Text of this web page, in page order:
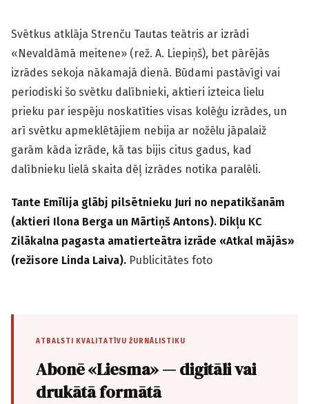
Svētkus atklāja Strenču Tautas teātris ar izrādi
«Nevaldāmā meitene» (rež. A. Liepiņš), bet pārējās
izrādes sekoja nākamajā dienā. Būdami pastāvīgi vai
periodiski šo svētku dalībnieki, aktieri izteica lielu
prieku par iespēju noskatīties visas kolēģu izrādes, un
arī svētku apmeklētājiem nebija ar nožēlu jāpalaiž
garām kāda izrāde, kā tas bijis citus gadus, kad
dalībnieku lielā skaita dēļ izrādes notika paralēli.
Tante Emīlija glābj pilsētnieku Juri no nepatikšanām
(aktieri Ilona Berga un Mārtiņš Antons). Dikļu KC
Zilākalna pagasta amatierteātra izrāde «Atkal mājās»
(režisore Linda Laiva). Publicitātes foto
ATBALSTI KVALITATĪVU ŽURNĀLISTIKU
Abonē «Liesma» — digitāli vai
drukātā formātā